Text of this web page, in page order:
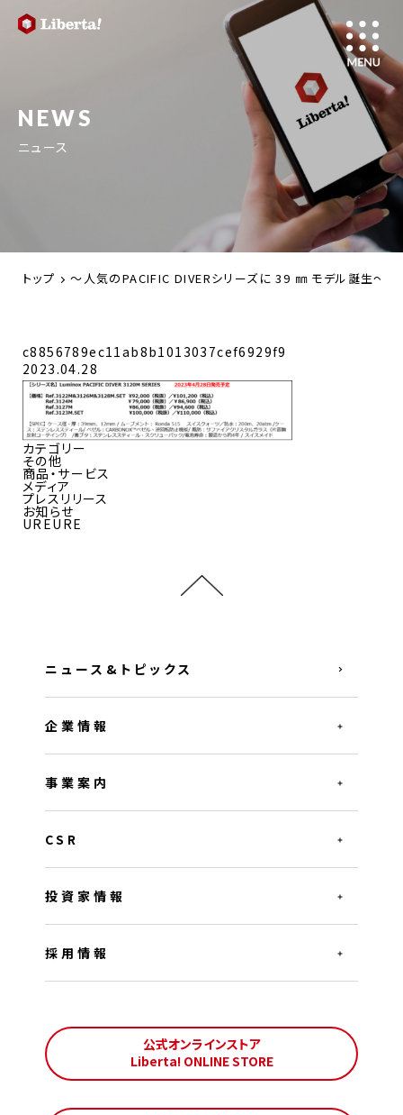
NEWS
ニュース
トップ ～人気のPACIFIC DIVERシリーズに 39 ㎜ モデル誕生～爽
c8856789ec11ab8b1013037cef6929f9
2023.04.28
カテゴリー
その他
商品・サービス
メディア
プレスリリース
お知らせ
UREURE
ニュース&トピックス
企業情報
事業案内
CSR
投資家情報
採用情報
公式オンラインストア
Liberta! ONLINE STORE